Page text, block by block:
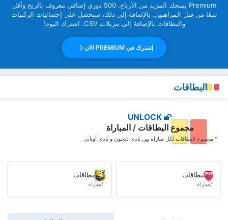
Premium ‏يمنحك المزيد من ‏الأرباح. 500 دوري إضافي معروف بالربح وأقل
تتبعًا من قبل ‏المراهنين. بالإضافة إلى ذلك، ستحصل على إحصائيات الركنيات
والبطاقات بالإضافة إلى تنزيلات CSV. اشترك اليوم!
إشترك في PREMIUM الان
البطاقات
UNLOCK
مجموع البطاقات / المباراة
* مجموع البطاقات ‏لكل مباراة بين نادي ديجون و نادي أوباني
البطاقات
/مباراة
البطاقات
/مباراة